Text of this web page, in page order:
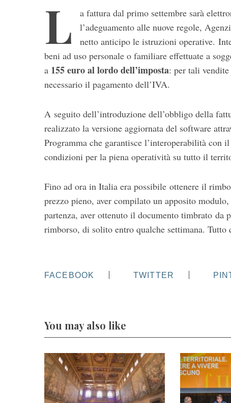
L
a fattura dal primo settembre sarà
l’adeguamento alle nuove regole,
netto anticipo le istruzioni operative.
beni ad uso personale o familiare effettuate a
a 155 euro al lordo dell’imposta: per tali
necessario il pagamento dell’IVA.
A seguito dell’introduzione dell’obbligo della
realizzato la versione aggiornata del software
Programma che garantisce l’interoperabilità con
condizioni per la piena operatività su tutto il
Fino ad ora in Italia era possibile ottenere il
prezzo pieno, aver compilato un apposito
partenza, aver ottenuto il documento timbrato da
rimborso, di solito entro qualche settimana. Tutto
FACEBOOK TWITTER
You may also like
e
r
c
h
r
: